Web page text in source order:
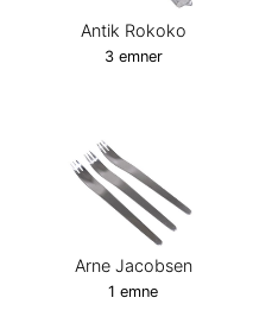
Antik Rokoko
3 emner
Arne Jacobsen
1 emne